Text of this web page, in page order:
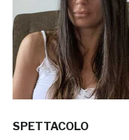
SPETTACOLO